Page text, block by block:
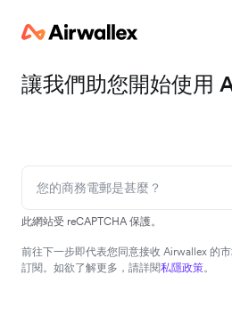
讓我們助您開始使用
此網站受 reCAPTCHA 保護。
前往下一步即代表您同意接收 Airwallex 的
訂閱。如欲了解更多，請詳閱私隱政策。